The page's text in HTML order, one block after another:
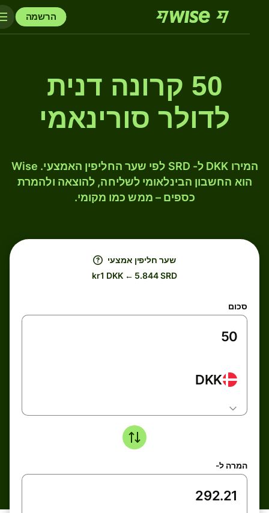
הרשמה
50 קרונה דנית
לדולר סורינאמי
המירו DKK ל- SRD לפי שער החליפין האמצעי. Wise
הוא החשבון הבינלאומי לשליחה, להוצאה ולהמרת
כספים – ממש כמו מקומי.
שער חליפין אמצעי
kr1 DKK ← 5.844 SRD
סכום
DKK
המרה ל-